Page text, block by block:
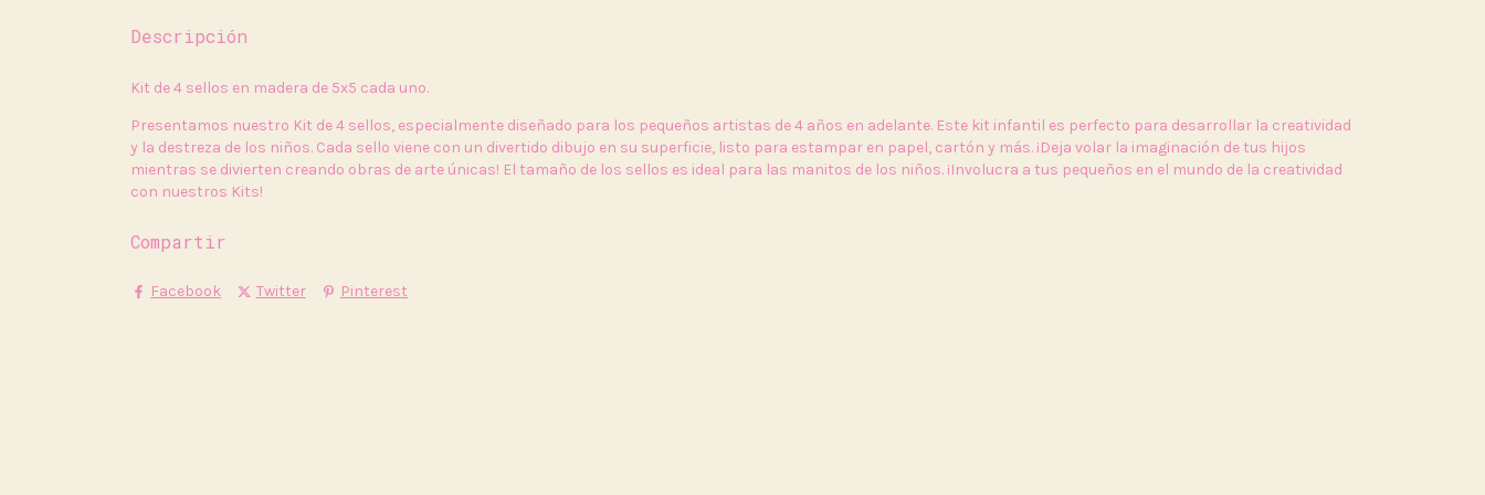
Descripción
Kit de 4 sellos en madera de 5x5 cada uno.
Presentamos nuestro Kit de 4 sellos, especialmente diseñado para los pequeños artistas de 4 años en adelante. Este kit infantil es perfecto para desarrollar la creatividad
y la destreza de los niños. Cada sello viene con un divertido dibujo en su superficie, listo para estampar en papel, cartón y más. ¡Deja volar la imaginación de tus hijos
mientras se divierten creando obras de arte únicas! El tamaño de los sellos es ideal para las manitos de los niños. ¡Involucra a tus pequeños en el mundo de la creatividad
con nuestros Kits!
Compartir
Facebook Twitter Pinterest